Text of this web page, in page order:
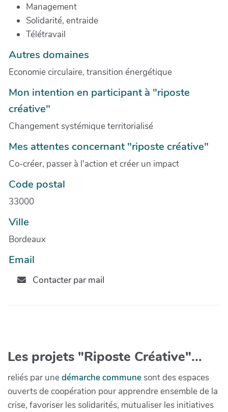
Management
Solidarité, entraide
Télétravail
Autres domaines
Economie circulaire, transition énergétique
Mon intention en participant à "riposte
créative"
Changement systémique territorialisé
Mes attentes concernant "riposte créative"
Co-créer, passer à l'action et créer un impact
Code postal
33000
Ville
Bordeaux
Email
Contacter par mail
Les projets "Riposte Créative"...
reliés par unedémarche communesont des espaces
ouverts de coopération pour apprendre ensemble de la
crise, favoriser les solidarités, mutualiser les initiatives